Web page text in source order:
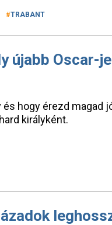
TRABANT
újabb Oscar-
és hogy érezd magad
királyként.